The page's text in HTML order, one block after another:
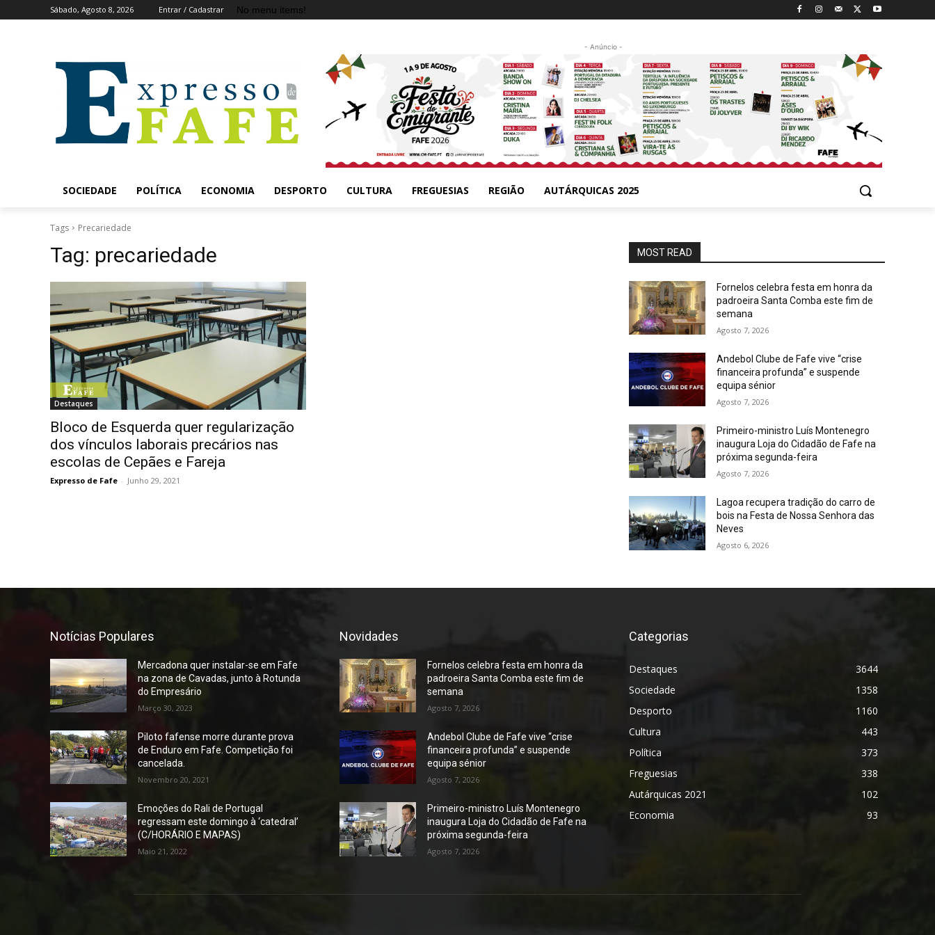
Sábado, Agosto 8, 2026 Entrar / Cadastrar No menu items!
- Anúncio -
SOCIEDADE POLÍTICA ECONOMIA DESPORTO CULTURA FREGUESIAS REGIÃO AUTÁRQUICAS 2025
Tags Precariedade
Tag: precariedade
Destaques
Bloco de Esquerda quer regularização
dos vínculos laborais precários nas
escolas de Cepães e Fareja
Expresso de Fafe - Junho 29, 2021
MOST READ
Fornelos celebra festa em honra da
padroeira Santa Comba este fim de
semana
Agosto 7, 2026
Andebol Clube de Fafe vive “crise
financeira profunda” e suspende
equipa sénior
Agosto 7, 2026
Primeiro-ministro Luís Montenegro
inaugura Loja do Cidadão de Fafe na
próxima segunda-feira
Agosto 7, 2026
Lagoa recupera tradição do carro de
bois na Festa de Nossa Senhora das
Neves
Agosto 6, 2026
Notícias Populares
Mercadona quer instalar-se em Fafe
na zona de Cavadas, junto à Rotunda
do Empresário
Março 30, 2023
Piloto fafense morre durante prova
de Enduro em Fafe. Competição foi
cancelada.
Novembro 20, 2021
Emoções do Rali de Portugal
regressam este domingo à ‘catedral’
(C/HORÁRIO E MAPAS)
Maio 21, 2022
Novidades
Fornelos celebra festa em honra da
padroeira Santa Comba este fim de
semana
Agosto 7, 2026
Andebol Clube de Fafe vive “crise
financeira profunda” e suspende
equipa sénior
Agosto 7, 2026
Primeiro-ministro Luís Montenegro
inaugura Loja do Cidadão de Fafe na
próxima segunda-feira
Agosto 7, 2026
Categorias
Destaques
3644
Sociedade
1358
Desporto
1160
Cultura
443
Política
373
Freguesias
338
Autárquicas 2021
102
Economia
93